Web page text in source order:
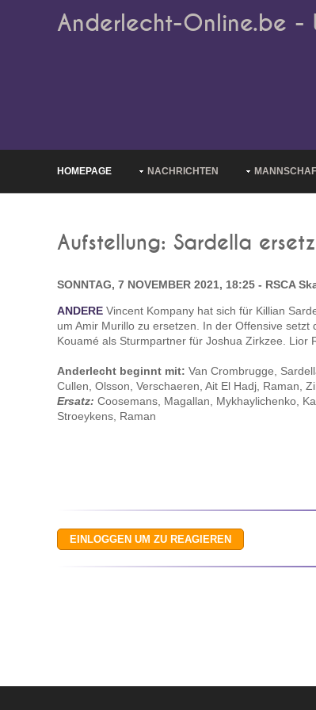
Anderlecht-Online.be -
HOMEPAGE NACHRICHTEN
Aufstellung: Sardella
SONNTAG, 7 NOVEMBER 2021, 18:25 - RSCA
ANDERE Vincent Kompany hat sich für Killian
um Amir Murillo zu ersetzen. In der Offensive setzt
Kouamé als Sturmpartner für Joshua Zirkzee. Lior
Anderlecht beginnt mit: Van Crombrugge,
Cullen, Olsson, Verschaeren, Ait El Hadj, Raman,
Ersatz: Coosemans, Magallan, Mykhaylichenko,
Stroeykens, Raman